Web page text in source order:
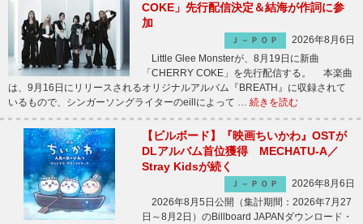
COKE」先行配信決定＆結海が作詞に参
加
Ｊ－ＰＯＰ
2026年8月6日
Little Glee Monsterが、8月19日に新曲
「CHERRY COKE」を先行配信する。 本楽曲
は、9月16日にリリースされるオリジナルアルバム『BREATH』に収録されて
いるもので、シンガーソングライターのeillによって … 続きを読む
【ビルボード】『映画ちいかわ』OSTが
DLアルバム首位獲得 MECHATU-A／
Stray Kidsが続く
Ｊ－ＰＯＰ
2026年8月6日
2026年8月5日公開（集計期間：2026年7月27
日～8月2日）のBillboard JAPANダウンロード・